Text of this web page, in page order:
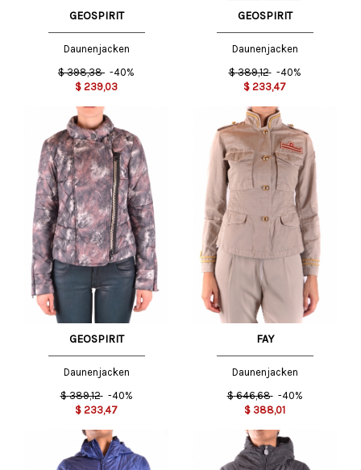
GEOSPIRIT
Daunenjacken
$ 398,38 -40%
$ 239,03
GEOSPIRIT
Daunenjacken
$ 389,12 -40%
$ 233,47
GEOSPIRIT
Daunenjacken
$ 389,12 -40%
$ 233,47
FAY
Daunenjacken
$ 646,68 -40%
$ 388,01